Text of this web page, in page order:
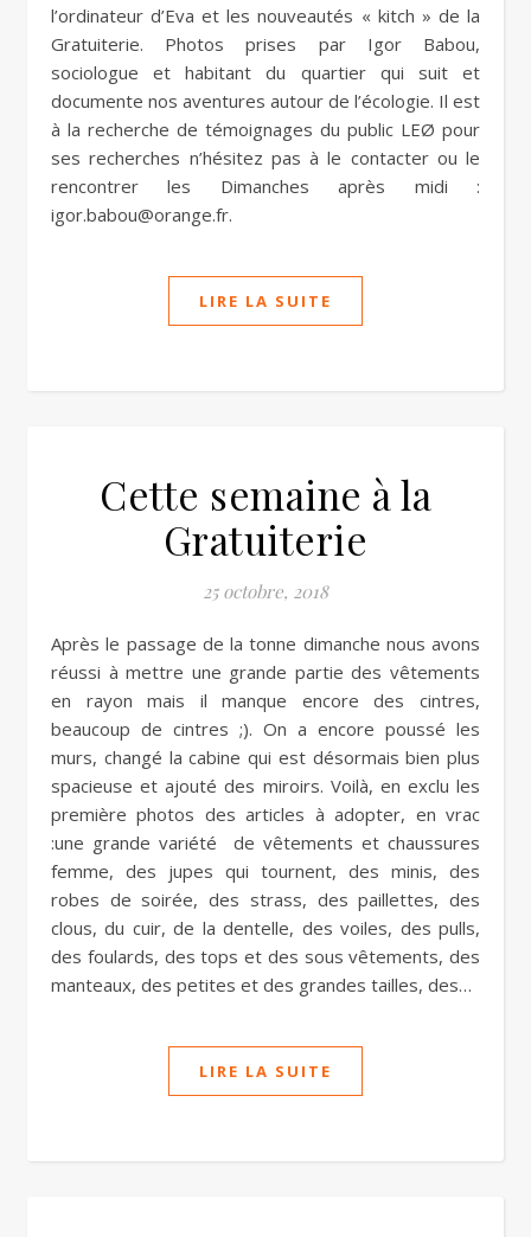
l’ordinateur d’Eva et les nouveautés « kitch » de la
Gratuiterie. Photos prises par Igor Babou,
sociologue et habitant du quartier qui suit et
documente nos aventures autour de l’écologie. Il est
à la recherche de témoignages du public LEØ pour
ses recherches n’hésitez pas à le contacter ou le
rencontrer les Dimanches après midi :
igor.babou@orange.fr.
LIRE LA SUITE
Cette semaine à la
Gratuiterie
25 octobre, 2018
Après le passage de la tonne dimanche nous avons
réussi à mettre une grande partie des vêtements
en rayon mais il manque encore des cintres,
beaucoup de cintres ;). On a encore poussé les
murs, changé la cabine qui est désormais bien plus
spacieuse et ajouté des miroirs. Voilà, en exclu les
première photos des articles à adopter, en vrac
:une grande variété de vêtements et chaussures
femme, des jupes qui tournent, des minis, des
robes de soirée, des strass, des paillettes, des
clous, du cuir, de la dentelle, des voiles, des pulls,
des foulards, des tops et des sous vêtements, des
manteaux, des petites et des grandes tailles, des…
LIRE LA SUITE